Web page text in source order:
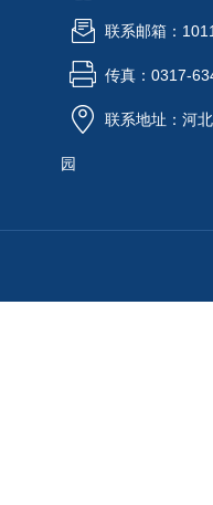
联系邮箱：
传真：0317-
联系地址：河
园